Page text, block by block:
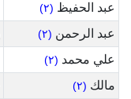
عبد الحفيظ (٢)
عبد الرحمن (٢)
علي محمد (٢)
مالك (٢)